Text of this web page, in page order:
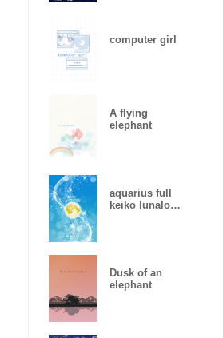
computer girl
A flying
elephant
aquarius full
keiko lunalogy
Dusk of an
elephant